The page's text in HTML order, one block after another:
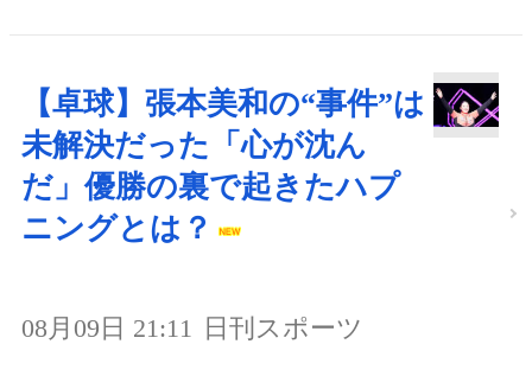
【卓球】張本美和の“事件”は
未解決だった「心が沈ん
だ」優勝の裏で起きたハプ
ニングとは？
08月09日 21:11 日刊スポーツ